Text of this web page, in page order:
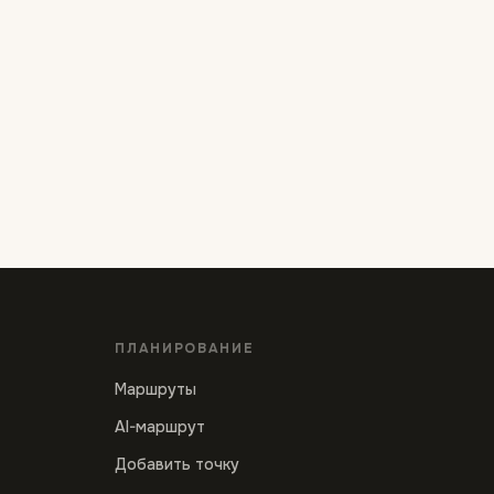
ПЛАНИРОВАНИЕ
Маршруты
AI-маршрут
Добавить точку